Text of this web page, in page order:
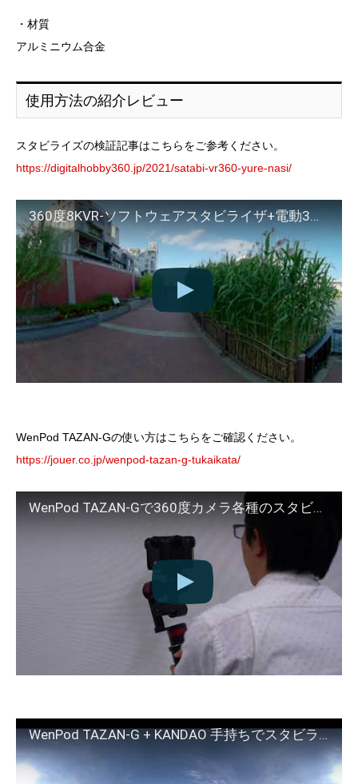
・材質
アルミニウム合金
使用方法の紹介レビュー
スタビライズの検証記事はこちらをご参考ください。
https://digitalhobby360.jp/2021/satabi-vr360-yure-nasi/
360度8KVR-ソフトウェアスタビライザ+電動3軸ジンバルの揺れテスト
WenPod TAZAN-Gの使い方はこちらをご確認ください。
https://jouer.co.jp/wenpod-tazan-g-tukaikata/
WenPod TAZAN-Gで360度カメラ各種のスタビライズを検証
WenPod TAZAN-G + KANDAO 手持ちでスタビライズを検証